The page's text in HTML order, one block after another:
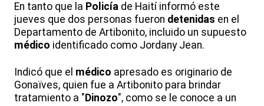
En tanto que la Policía de Haití informó este
jueves que dos personas fueron detenidas en el
Departamento de Artibonito, incluido un supuesto
médico identificado como Jordany Jean.
Indicó que el médico apresado es originario de
Gonaïves, quien fue a Artibonito para brindar
tratamiento a " Dinozo", como se le conoce a un